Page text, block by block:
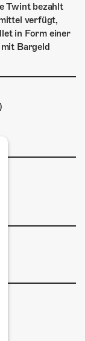
Twint bezahlt
verfügt,
in Form einer
Bargeld